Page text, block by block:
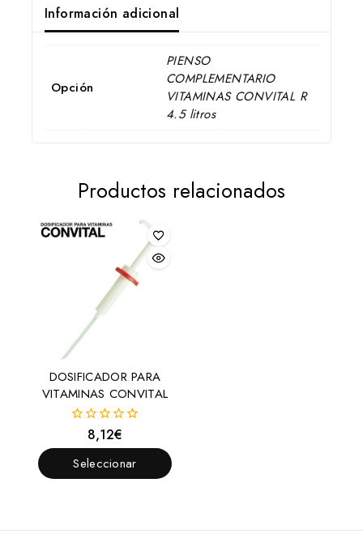
Información adicional
Opción
PIENSO
COMPLEMENTARIO
VITAMINAS CONVITAL R
4.5 litros
Productos relacionados
DOSIFICADOR PARA
VITAMINAS CONVITAL
fuera
de
5
8,12€
Seleccionar